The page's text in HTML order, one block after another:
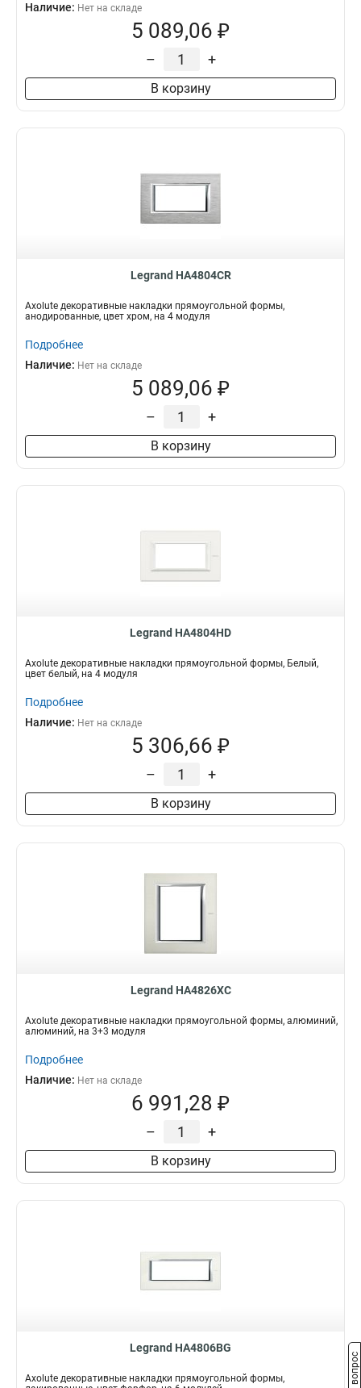
Наличие: Нет на складе
5 089,06 ₽
– +
В корзину
Legrand HA4804CR
Axolute декоративные накладки прямоугольной формы,
анодированные, цвет хром, на 4 модуля
Подробнее
Наличие: Нет на складе
5 089,06 ₽
– +
В корзину
Legrand HA4804HD
Axolute декоративные накладки прямоугольной формы, Белый,
цвет белый, на 4 модуля
Подробнее
Наличие: Нет на складе
5 306,66 ₽
– +
В корзину
Legrand HA4826XC
Axolute декоративные накладки прямоугольной формы, алюминий,
алюминий, на 3+3 модуля
Подробнее
Наличие: Нет на складе
6 991,28 ₽
– +
В корзину
Legrand HA4806BG
Axolute декоративные накладки прямоугольной формы,